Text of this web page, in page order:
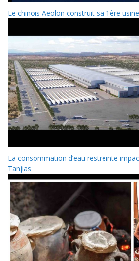
Le chinois Aeolon construit sa 1ère
La consommation d’eau restreinte
Tanjias